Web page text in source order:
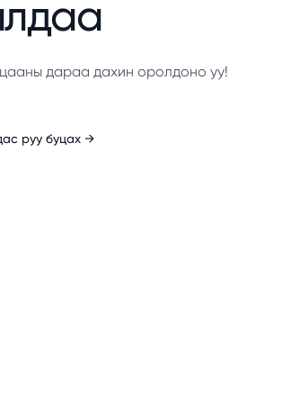
дараа дахин оролдоно уу!
руу буцах →